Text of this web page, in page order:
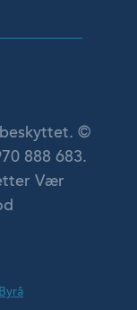
©
888 683.
Vær